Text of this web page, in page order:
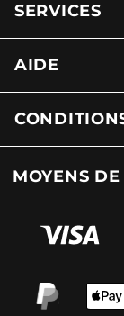
SERVICES
AIDE
MOYENS